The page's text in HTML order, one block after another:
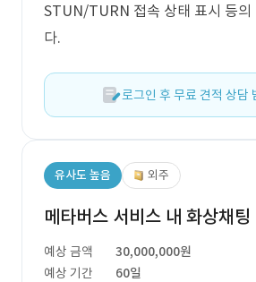
STUN/TURN 접속 상태 표시 등의
다.
로그인 후 무료 견적 상담
유사도 높음 외주
메타버스 서비스 내 화상채
예상 금액
30,000,000원
예상 기간
60일